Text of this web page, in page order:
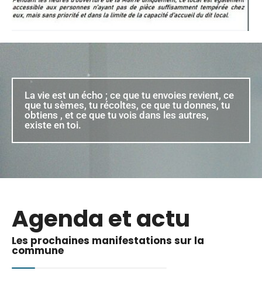
La vie est un écho ; ce que tu envoies revient, ce
que tu sèmes, tu récoltes, ce que tu donnes, tu
obtiens , et ce que tu vois dans les autres,
existe en toi.
Agenda et actu
Les prochaines manifestations sur la
commune